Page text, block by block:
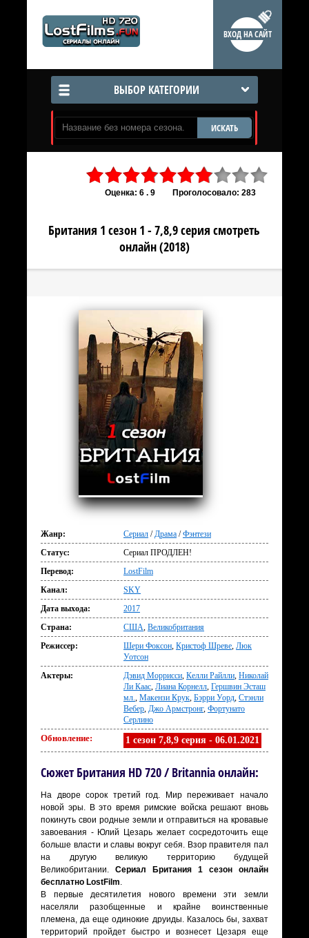
ВХОД НА САЙТ
ВЫБОР КАТЕГОРИИ
ИСКАТЬ
Оценка: 6 . 9 Проголосовало: 283
Британия 1 сезон 1 - 7,8,9 серия смотреть
онлайн (2018)
Жанр: Сериал /Драма /Фэнтези
Статус:
Сериал ПРОДЛЕН!
Перевод:
LostFilm
Канал:
SKY
Дата выхода:
2017
Страна:
США, Великобритания
Режиссер:
Шери Фоксон, Кристоф Шреве, Люк
Уотсон
Актеры:
Дэвид Моррисси, Келли Райлли, Николай
Ли Каас, Лиана Корнелл, Гершвин Эсташ
мл., Макензи Крук, Бэрри Уорд, Стэнли
Вебер, Джо Армстронг, Фортунато
Серлино
Обновление: 1 сезон 7,8,9 серия - 06.01.2021
Сюжет Британия HD 720 / Britannia онлайн:
На дворе сорок третий год. Мир переживает начало
новой эры. В это время римские войска решают вновь
покинуть свои родные земли и отправиться на кровавые
завоевания - Юлий Цезарь желает сосредоточить еще
больше власти и славы вокруг себя. Взор правителя пал
на другую великую территорию будущей
Великобритании. Сериал Британия 1 сезон онлайн
бесплатно LostFilm.
В первые десятилетия нового времени эти земли
населяли разобщенные и крайне воинственные
племена, да еще одинокие друиды. Казалось бы, захват
территорий пройдет быстро и вознесет Цезаря еще